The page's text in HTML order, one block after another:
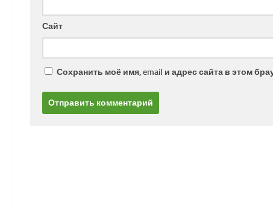
Сайт
Сохранить моё имя, email и адрес сайта в этом